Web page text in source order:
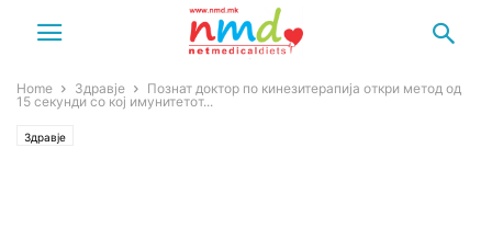
Home Здравје
Познат доктор по кинезитерапија откри метод од
15 секунди со кој имунитетот...
Здравје